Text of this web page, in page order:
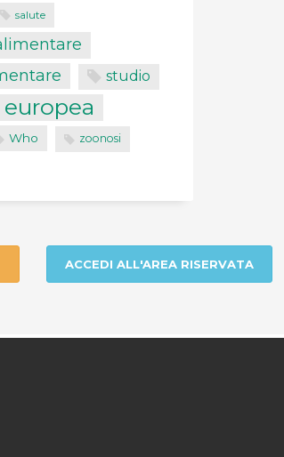
salute
studio
Who zoonosi
ACCEDI ALL'AREA RISERVATA